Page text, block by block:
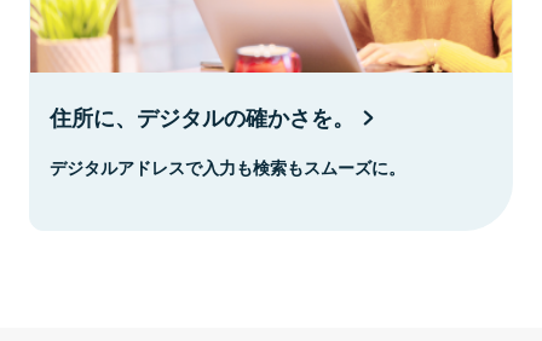
住所に、デジタルの確かさを。
デジタルアドレスで入力も検索もスムーズに。